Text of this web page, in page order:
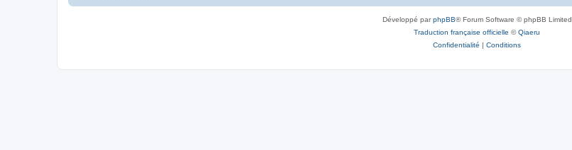
Développé parphpBB® Forum Software © phpBB Limited
Traduction française officielle ©Qiaeru
Confidentialité | Conditions